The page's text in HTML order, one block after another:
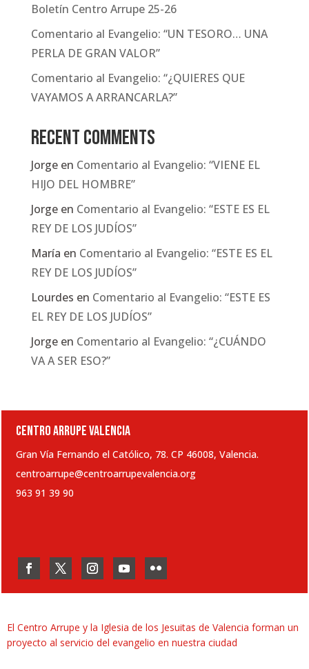
Boletín Centro Arrupe 25-26
Comentario al Evangelio: “UN TESORO… UNA
PERLA DE GRAN VALOR”
Comentario al Evangelio: “¿QUIERES QUE
VAYAMOS A ARRANCARLA?”
Recent Comments
Jorgeen Comentario al Evangelio: “VIENE EL
HIJO DEL HOMBRE”
Jorgeen Comentario al Evangelio: “ESTE ES EL
REY DE LOS JUDÍOS”
María en Comentario al Evangelio: “ESTE ES EL
REY DE LOS JUDÍOS”
Lourdes en Comentario al Evangelio: “ESTE ES
EL REY DE LOS JUDÍOS”
Jorgeen Comentario al Evangelio: “¿CUÁNDO
VA A SER ESO?”
CENTRO ARRUPE VALENCIA
Gran Vía Fernando el Católico, 78. CP 46008, Valencia.
centroarrupe@centroarrupevalencia.org
963 91 39 90
El Centro Arrupe y la Iglesia de los Jesuitas de Valencia forman un
proyecto al servicio del evangelio en nuestra ciudad